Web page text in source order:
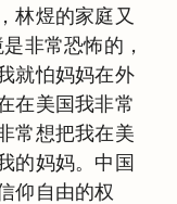
林煜的家庭又
非常恐怖的，
就怕妈妈在外
在美国我非常
常想把我在美
的妈妈。中国
仰自由的权